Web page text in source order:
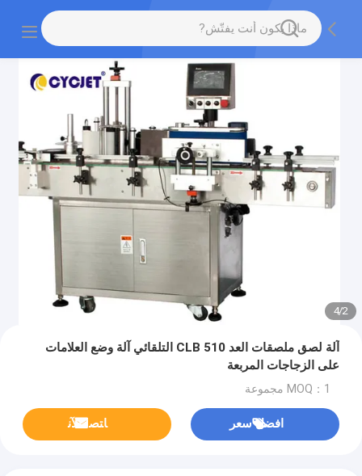
2
/
4
آلة لصق ملصقات العد CLB 510 التلقائي آلة وضع العلامات
على الزجاجات المربعة
MOQ：1 مجموعة
افضل سعر ﺎﺘﺼﻟ ﺍﻶﻧ